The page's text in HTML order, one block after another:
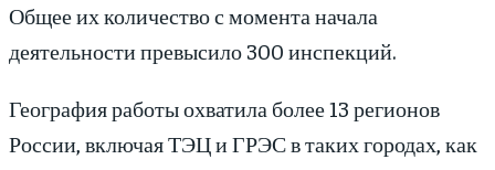
Общее их количество с момента начала
деятельности превысило 300 инспекций.
География работы охватила более 13 регионов
России, включая ТЭЦ и ГРЭС в таких городах, как